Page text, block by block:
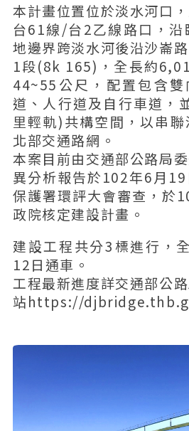
本計畫位置位於淡水河口
台61線/台2乙線路口，沿
地邊界跨淡水河後沿沙崙
1段(8k 165)，全長約
44~55公尺，配置包含
道、人行道及自行車道，
里輕軌)共構空間，以串
北部交通路網。
本案目前由交通部公路局
異分析報告於102年6月
保護署環評大會審查，於
政院核定建設計畫。
建設工程共分3標進行，
12日通車。
工程最新進度詳交通部公
站https://